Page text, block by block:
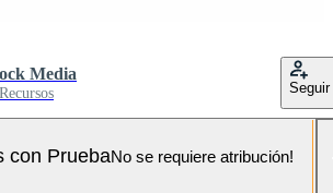
Media
Seguir
con PruebaNo se requiere atribución!